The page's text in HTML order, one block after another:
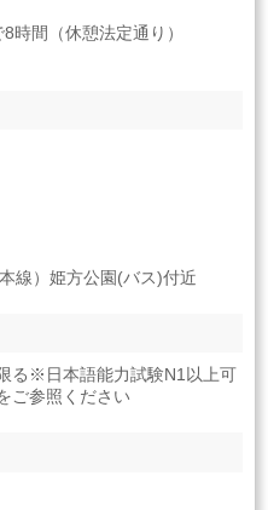
時間（休憩法定通り）
線）姫方公園(バス)付近
る※日本語能力試験N1以上可
ご参照ください